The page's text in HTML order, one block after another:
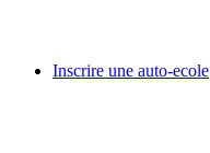
Inscrire une auto-ecole